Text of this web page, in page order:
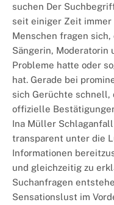
suchen Der
seit einiger Zeit immer
Menschen fragen
Sängerin,
Probleme hatte oder
hat. Gerade bei
sich Gerüchte
offizielle
Ina Müller
transparent unter die
Informationen
und gleichzeitig zu
Suchanfragen
Sensationslust im